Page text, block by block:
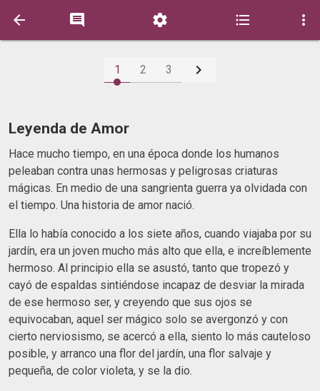
    
1 2 3 
Leyenda de Amor
Hace mucho tiempo, en una época donde los humanos
peleaban contra unas hermosas y peligrosas criaturas
mágicas. En medio de una sangrienta guerra ya olvidada con
el tiempo. Una historia de amor nació.
Ella lo había conocido a los siete años, cuando viajaba por su
jardín, era un joven mucho más alto que ella, e increíblemente
hermoso. Al principio ella se asustó, tanto que tropezó y
cayó de espaldas sintiéndose incapaz de desviar la mirada
de ese hermoso ser, y creyendo que sus ojos se
equivocaban, aquel ser mágico solo se avergonzó y con
cierto nerviosismo, se acercó a ella, siento lo más cauteloso
posible, y arranco una flor del jardín, una flor salvaje y
pequeña, de color violeta, y se la dio.